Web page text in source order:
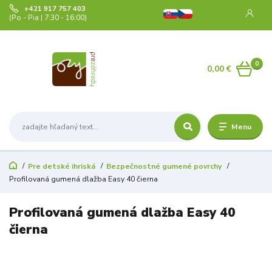
Menu
+421 917 757 403
(Po - Pia | 7:30 - 16:00)
0
0,00 €
Pre detské ihriská
Bezpečnostné gumené povrchy
Profilovaná gumená dlažba Easy 40 čierna
Profilovaná gumená dlažba Easy 40
čierna